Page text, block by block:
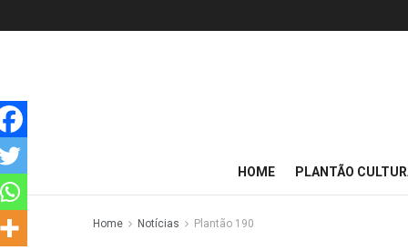
HOME PLANTÃO
Home Notícias Plantão 190